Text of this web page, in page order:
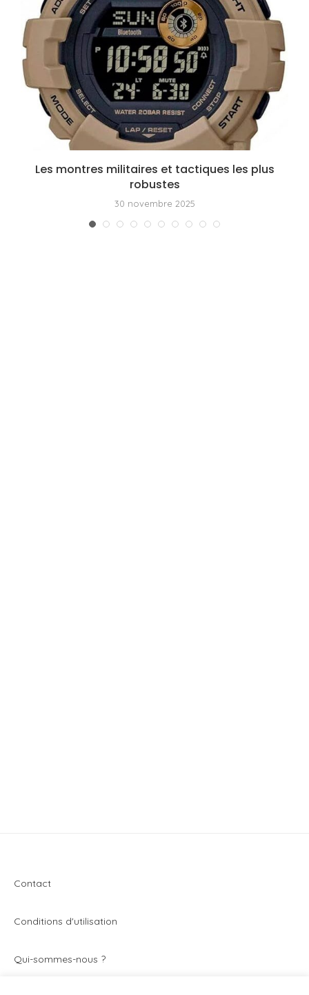
Les montres militaires et tactiques les plus
robustes
30 novembre 2025
Contact
Conditions d'utilisation
Qui-sommes-nous ?